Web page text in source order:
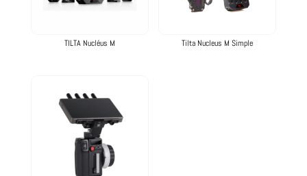
TILTA Nucléus M Tilta Nucleus M Simple